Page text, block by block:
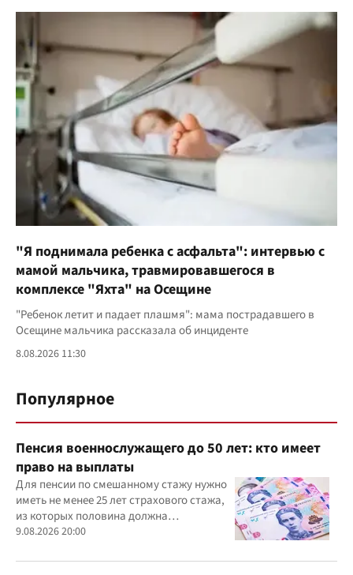
"Я поднимала ребенка с асфальта": интервью с
мамой мальчика, травмировавшегося в
комплексе "Яхта" на Осещине
"Ребенок летит и падает плашмя": мама пострадавшего в
Осещине мальчика рассказала об инциденте
8.08.2026 11:30
Популярное
Пенсия военнослужащего до 50 лет: кто имеет
право на выплаты
Для пенсии по смешанному стажу нужно
иметь не менее 25 лет страхового стажа,
из которых половина должна
приходиться на военную или
9.08.2026 20:00